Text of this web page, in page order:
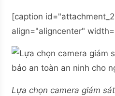
[caption
align="aligncenter"
Lựa chọn camera giám